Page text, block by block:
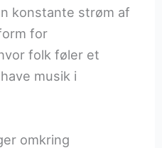
konstante strøm af
for
folk føler et
musik i
omkring